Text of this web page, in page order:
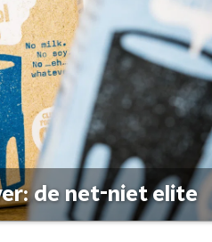
de net-niet elite